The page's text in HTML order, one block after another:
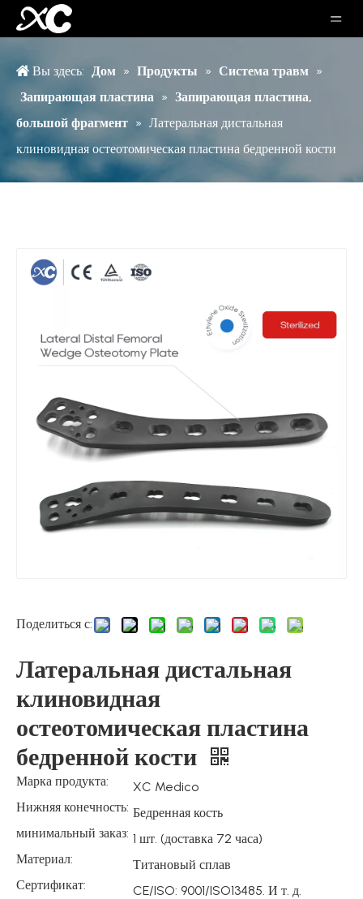
Вы здесь: Дом » Продукты » Система травм »
Запирающая пластина » Запирающая пластина,
большой фрагмент » Латеральная дистальная
клиновидная остеотомическая пластина бедренной кости
Поделиться с:
Латеральная дистальная
клиновидная
остеотомическая пластина
бедренной кости
Марка продукта:
XC Medico
Нижняя конечность: Бедренная кость
минимальный заказ: 1 шт. (доставка 72 часа)
Материал:
Титановый сплав
Сертификат:
CE/ISO: 9001/ISO13485. И т. д.